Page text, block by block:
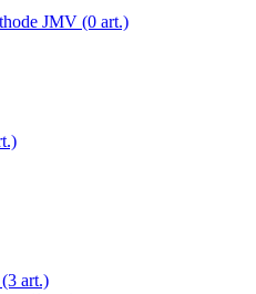
JMV (0 art.)
art.)